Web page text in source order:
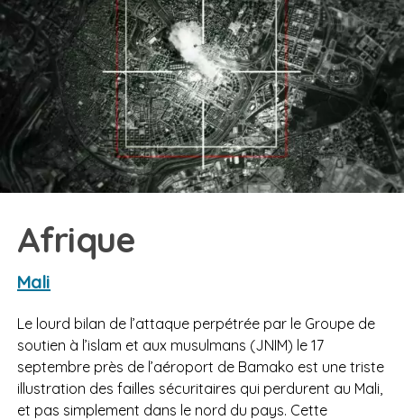
Afrique
Mali
Le lourd bilan de l’attaque perpétrée par le Groupe de
soutien à l’islam et aux musulmans (JNIM) le 17
septembre près de l’aéroport de Bamako est une triste
illustration des failles sécuritaires qui perdurent au Mali,
et pas simplement dans le nord du pays. Cette